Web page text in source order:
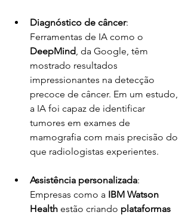
Diagnóstico de câncer:
Ferramentas de IA como o
DeepMind , da Google, têm
mostrado resultados
impressionantes na detecção
precoce de câncer. Em um estudo,
a IA foi capaz de identificar
tumores em exames de
mamografia com mais precisão do
que radiologistas experientes.
Assistência personalizada:
Empresas como a IBM Watson
Health estão criando plataformas